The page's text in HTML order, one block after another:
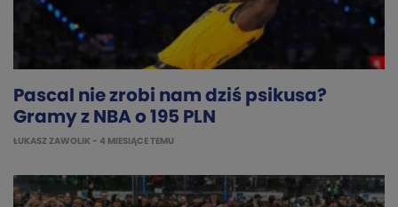
Pascal nie zrobi nam dziś psikusa?
Gramy z NBA o 195 PLN
ŁUKASZ ZAWOLIK - 4 MIESIĄCE TEMU